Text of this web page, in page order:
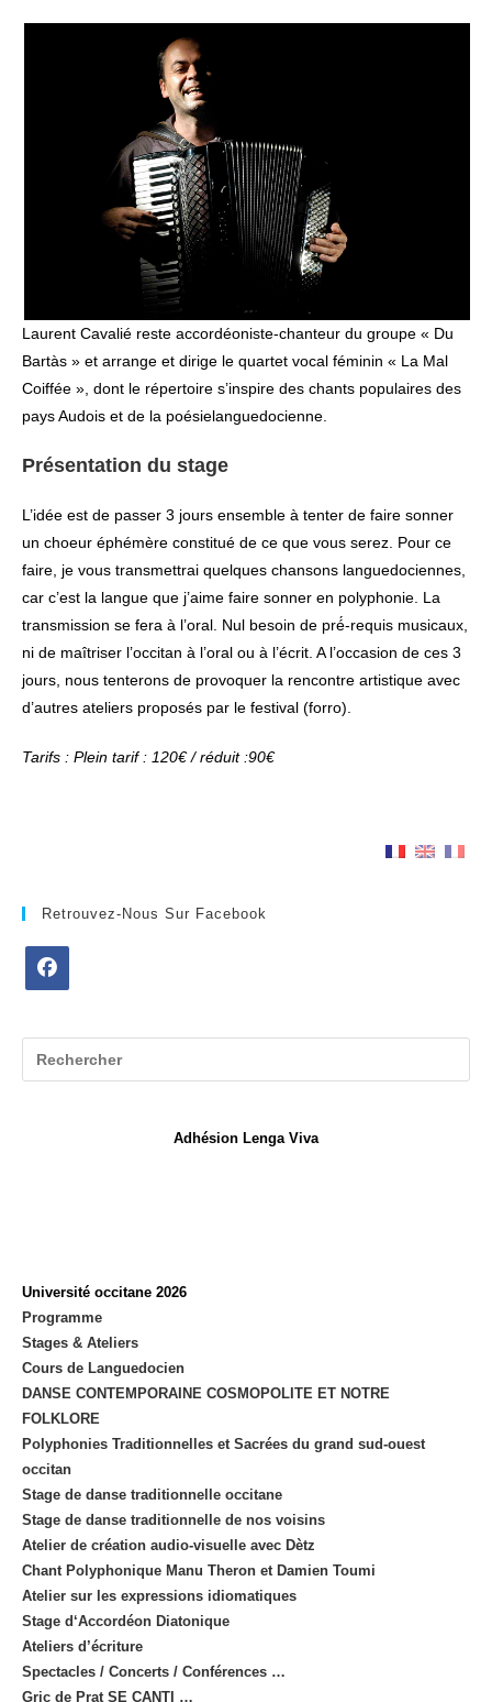
Laurent Cavalié reste accordéoniste-chanteur du groupe « Du
Bartàs » et arrange et dirige le quartet vocal féminin « La Mal
Coiffée », dont le répertoire s’inspire des chants populaires des
pays Audois et de la poésielanguedocienne.
Présentation du stage
L’idée est de passer 3 jours ensemble à tenter de faire sonner
un choeur éphémère constitué de ce que vous serez. Pour ce
faire, je vous transmettrai quelques chansons languedociennes,
car c’est la langue que j’aime faire sonner en polyphonie. La
transmission se fera à l’oral. Nul besoin de pré́-requis musicaux,
ni de maîtriser l’occitan à l’oral ou à l’écrit. A l’occasion de ces 3
jours, nous tenterons de provoquer la rencontre artistique avec
d’autres ateliers proposés par le festival (forro).
Tarifs : Plein tarif : 120€ / réduit :90€
Retrouvez-Nous Sur Facebook
un
nouvel
Adhésion Lenga Viva
Université occitane 2026
Programme
Stages & Ateliers
Cours de Languedocien
DANSE CONTEMPORAINE COSMOPOLITE ET NOTRE
FOLKLORE
Polyphonies Traditionnelles et Sacrées du grand sud-ouest
occitan
Stage de danse traditionnelle occitane
Stage de danse traditionnelle de nos voisins
Atelier de création audio-visuelle avec Dètz
Chant Polyphonique Manu Theron et Damien Toumi
Atelier sur les expressions idiomatiques
Stage d‘Accordéon Diatonique
Ateliers d’écriture
Spectacles / Concerts / Conférences …
Gric de Prat SE CANTI …